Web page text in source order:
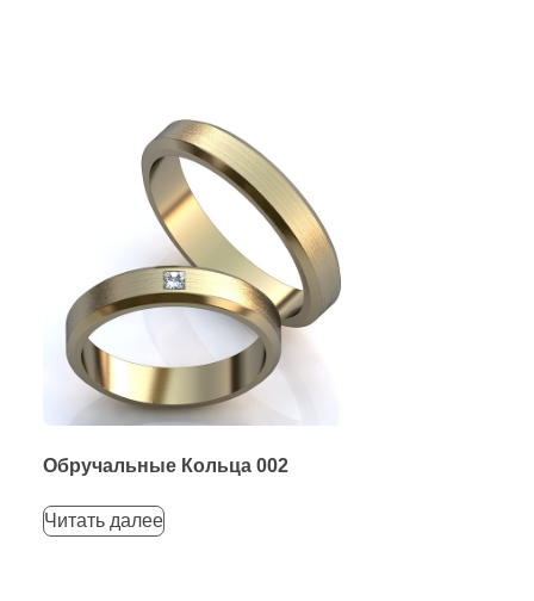
Обручальные Кольца 002
Читать далее